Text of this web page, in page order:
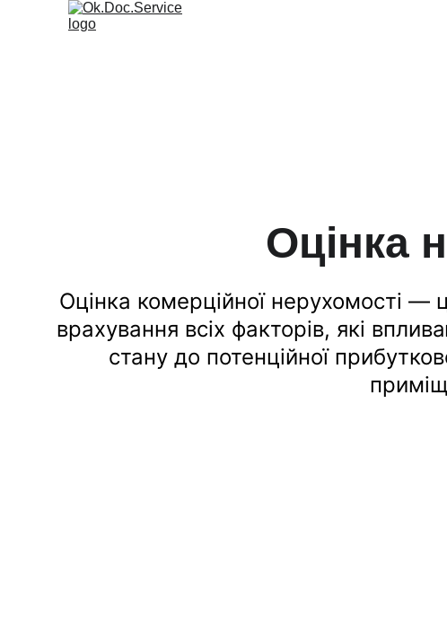
Оцінка
Оцінка комерційної нерухомості —
врахування всіх факторів, які
стану до потенційної